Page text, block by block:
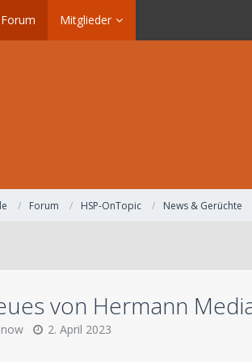
Forum Mitglieder
Forum HSP-OnTopic News & Gerüchte
von Hermann
2. April 2023